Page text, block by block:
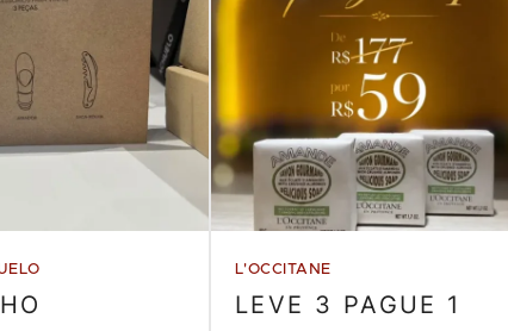
L'OCCITANE
LEVE 3 PAGUE 1